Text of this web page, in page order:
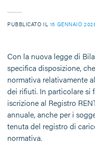
PUBBLICATO IL 15 GENNAIO
Con la nuova legge di
specifica disposizione,
normativa relativamente
dei rifiuti. In particolare si
iscrizione al Registro
annuale, anche per i
tenuta del registro di
normativa.